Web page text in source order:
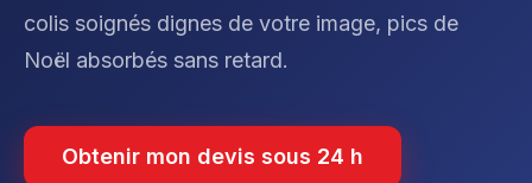
colis soignés dignes de votre image, pics de
Noël absorbés sans retard.
Obtenir mon devis sous 24 h